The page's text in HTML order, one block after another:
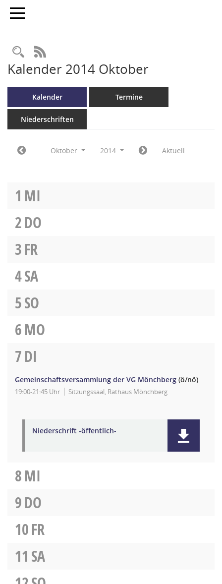
Toggle navigation
RSS-Feed
Kalender 2014 Oktober
Kalender Termine
Niederschriften
Oktober 2014 Aktuell
1 MI
2DO
3FR
4SA
5SO
6MO
7DI
Gemeinschaftsversammlung der VG Mönchberg (ö/nö)
19:00-21:45 Uhr Sitzungssaal, Rathaus Mönchberg
Niederschrift -öffentlich-
8MI
9DO
10FR
11 SA